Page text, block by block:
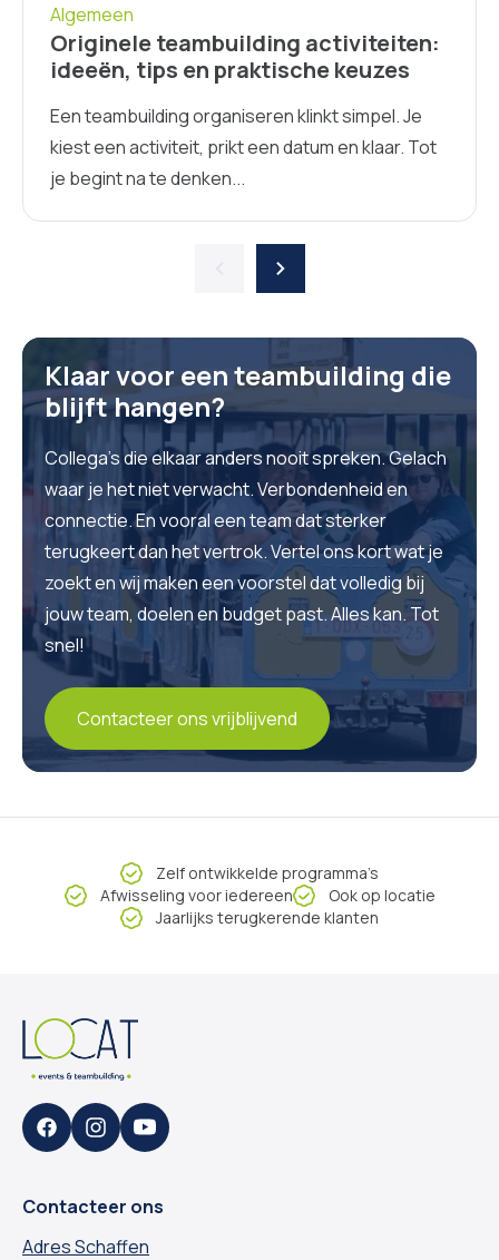
Algemeen
Originele teambuilding activiteiten:
ideeën, tips en praktische keuzes
Een teambuilding organiseren klinkt simpel. Je
kiest een activiteit, prikt een datum en klaar. Tot
je begint na te denken...
Klaar voor een teambuilding die
blijft hangen?
Collega’s die elkaar anders nooit spreken. Gelach
waar je het niet verwacht. Verbondenheid en
connectie. En vooral een team dat sterker
terugkeert dan het vertrok. Vertel ons kort wat je
zoekt en wij maken een voorstel dat volledig bij
jouw team, doelen en budget past. Alles kan. Tot
snel!
Contacteer ons vrijblijvend
Zelf ontwikkelde programma’s
Afwisseling voor iedereen
Ook op locatie
Jaarlijks terugkerende klanten
FacebookInstagramYouTube
Contacteer ons
Adres Schaffen